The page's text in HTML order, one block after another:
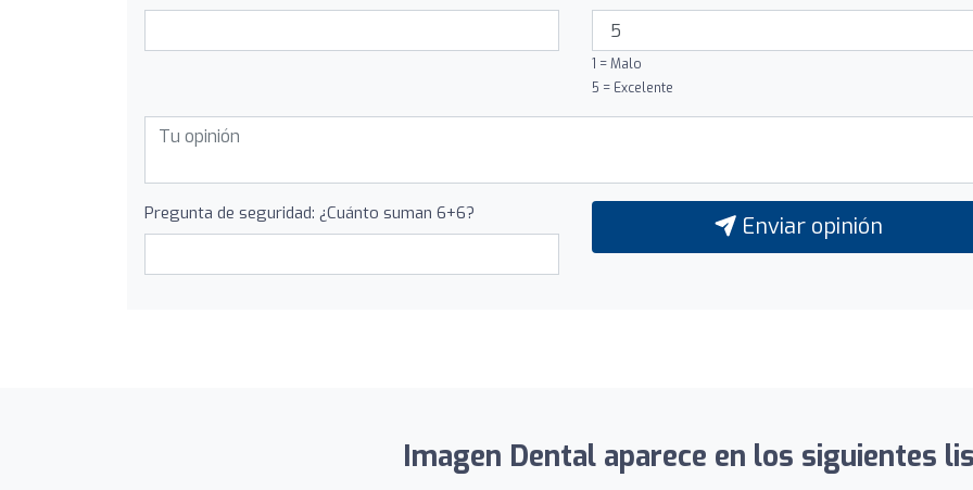
1 = Malo
5 = Excelente
Pregunta de seguridad: ¿Cuánto suman 6+6? Enviar opinión
Imagen Dental aparece en los siguientes